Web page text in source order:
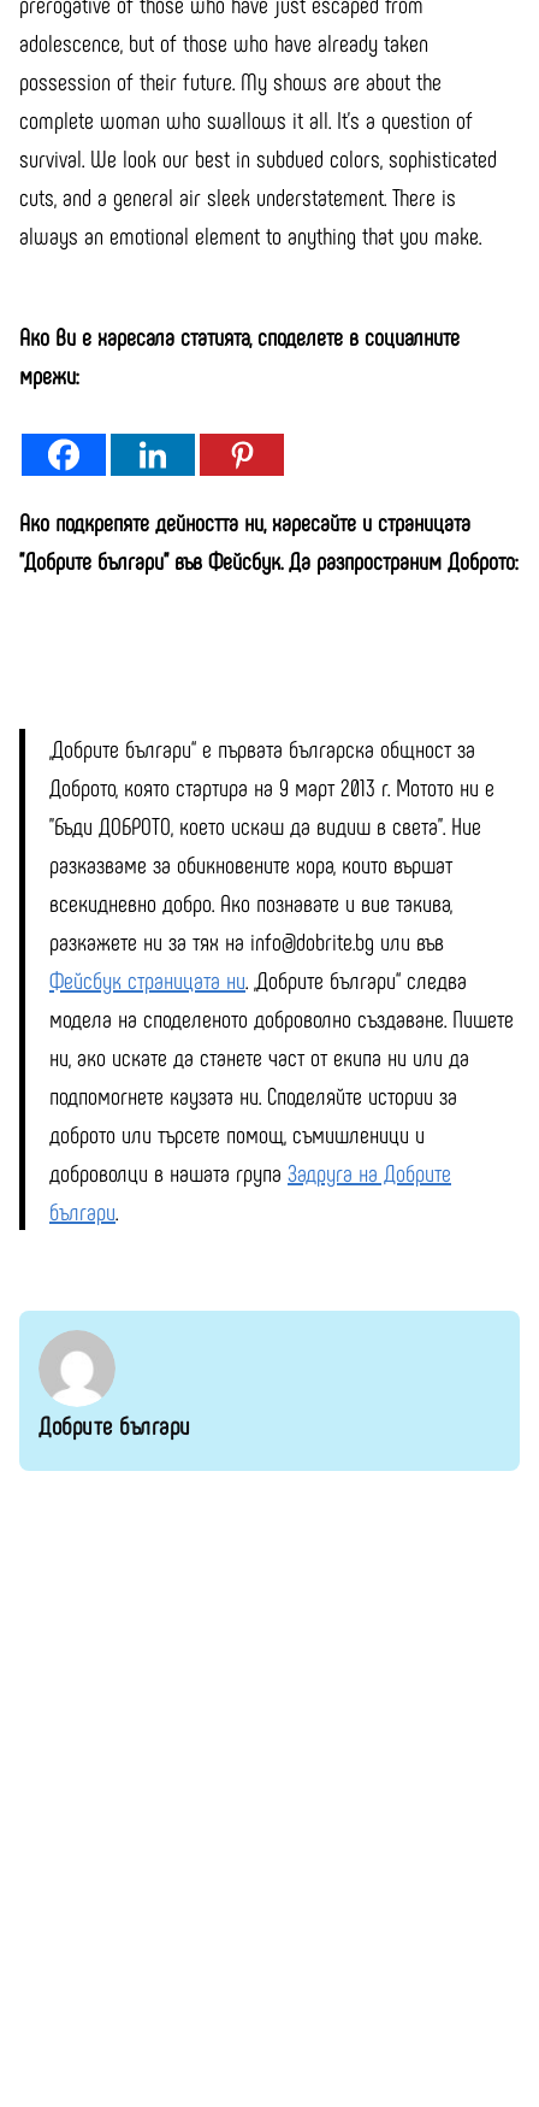
adolescence, but of those who have already taken
possession of their future. My shows are about the
complete woman who swallows it all. It’s a question of
survival. We look our best in subdued colors, sophisticated
cuts, and a general air sleek understatement. There is
always an emotional element to anything that you make.
Ако Ви е харесала статията, споделете в социалните
мрежи:
Ако подкрепяте дейността ни, харесайте и страницата
"Добрите българи" във Фейсбук. Да разпространим Доброто:
„Добрите българи“ е първата българска общност за
Доброто, която стартира на 9 март 2013 г. Мотото ни е
"Бъди ДОБРОТО, което искаш да видиш в света". Ние
разказваме за обикновените хора, които вършат
всекидневно добро. Ако познавате и вие такива,
разкажете ни за тях на info@dobrite.bg или във
Фейсбук страницата ни. „Добрите българи“ следва
модела на споделеното доброволно създаване. Пишете
ни, ако искате да станете част от екипа ни или да
подпомогнете каузата ни. Споделяйте истории за
доброто или търсете помощ, съмишленици и
доброволци в нашата група Задруга на Добрите
българи.
Добрите българи